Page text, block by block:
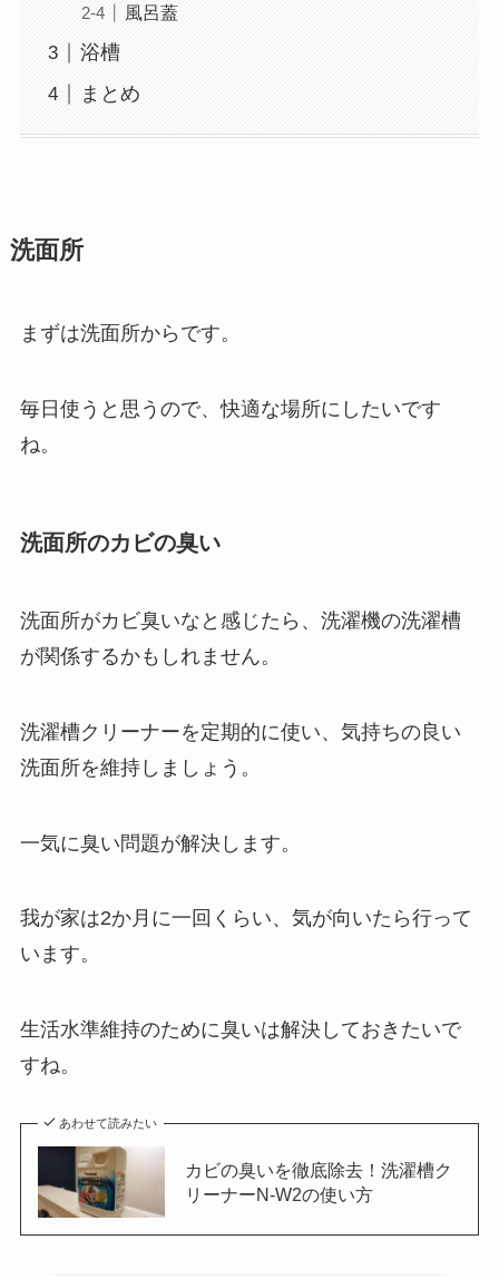
風呂蓋
浴槽
まとめ
洗面所
まずは洗面所からです。
毎日使うと思うので、快適な場所にしたいです
ね。
洗面所のカビの臭い
洗面所がカビ臭いなと感じたら、洗濯機の洗濯槽
が関係するかもしれません。
洗濯槽クリーナーを定期的に使い、気持ちの良い
洗面所を維持しましょう。
一気に臭い問題が解決します。
我が家は2か月に一回くらい、気が向いたら行って
います。
生活水準維持のために臭いは解決しておきたいで
すね。
あわせて読みたい
カビの臭いを徹底除去！洗濯槽ク
リーナーN-W2の使い方